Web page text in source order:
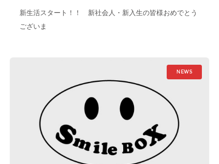
新生活スタート！！ 新社会人・新入生の皆様おめでとう
ございま
NEWS